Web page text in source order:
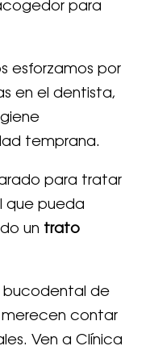
para
esforzamos por
en el dentista,
temprana.
para tratar
que pueda
un trato
bucodental de
merecen contar
Ven a Clínica